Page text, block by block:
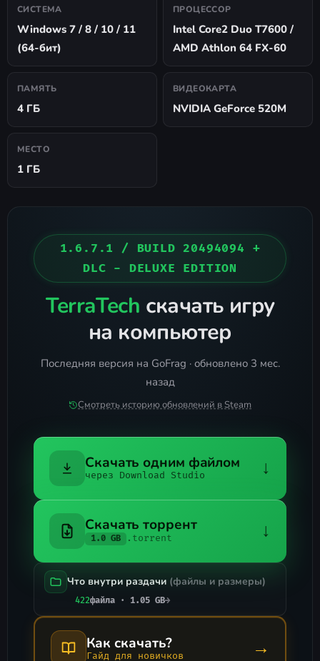
СИСТЕМА
Windows 7 / 8 / 10 / 11
(64-бит)
ПРОЦЕССОР
Intel Core2 Duo T7600 /
AMD Athlon 64 FX-60
ПАМЯТЬ
4 ГБ
ВИДЕОКАРТА
NVIDIA GeForce 520M
МЕСТО
1 ГБ
1.6.7.1 / BUILD 20494094 +
DLC - DELUXE EDITION
TerraTech скачать игру
на компьютер
Последняя версия на GoFrag · обновлено 3 мес.
назад
Смотреть историю обновлений в Steam
Скачать одним файлом
через Download Studio ↓
Скачать торрент
1.0 GB .torrent ↓
Что внутри раздачи (файлы и размеры)
422файла · 1.05 GB→
Как скачать?
Гайд для новичков →